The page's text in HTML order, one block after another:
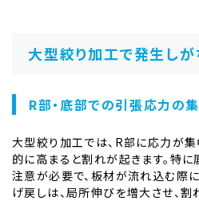
大型絞り加工で発生しが
R部・底部での引張応力の
大型絞り加工では、R部に応力が
的に高まると割れが起きます。特
注意が必要で、板材が流れ込む際
げ戻しは、局所伸びを増大させ、割